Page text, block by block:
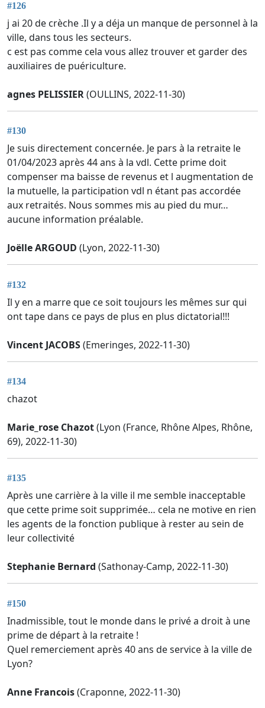
#126
j ai 20 de crèche .Il y a déja un manque de personnel à la
ville, dans tous les secteurs.
c est pas comme cela vous allez trouver et garder des
auxiliaires de puériculture.
agnes PELISSIER(OULLINS, 2022-11-30)
#130
Je suis directement concernée. Je pars à la retraite le
01/04/2023 après 44 ans à la vdl. Cette prime doit
compenser ma baisse de revenus et l augmentation de
la mutuelle, la participation vdl n étant pas accordée
aux retraités. Nous sommes mis au pied du mur…
aucune information préalable.
Joëlle ARGOUD (Lyon, 2022-11-30)
#132
Il y en a marre que ce soit toujours les mêmes sur qui
ont tape dans ce pays de plus en plus dictatorial!!!
Vincent JACOBS(Emeringes, 2022-11-30)
#134
chazot
Marie_rose Chazot(Lyon (France, Rhône Alpes, Rhône,
69), 2022-11-30)
#135
Après une carrière à la ville il me semble inacceptable
que cette prime soit supprimée… cela ne motive en rien
les agents de la fonction publique à rester au sein de
leur collectivité
Stephanie Bernard (Sathonay-Camp, 2022-11-30)
#150
Inadmissible, tout le monde dans le privé a droit à une
prime de départ à la retraite !
Quel remerciement après 40 ans de service à la ville de
Lyon?
Anne Francois(Craponne, 2022-11-30)